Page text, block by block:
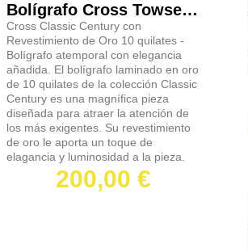
Bolígrafo Cross Towsend oro 10K
Cross Classic Century con
Revestimiento de Oro 10 quilates -
Bolígrafo atemporal con elegancia
añadida. El bolígrafo laminado en oro
de 10 quilates de la colección Classic
Century es una magnífica pieza
diseñada para atraer la atención de
los más exigentes. Su revestimiento
de oro le aporta un toque de
elagancia y luminosidad a la pieza.
200,00 €